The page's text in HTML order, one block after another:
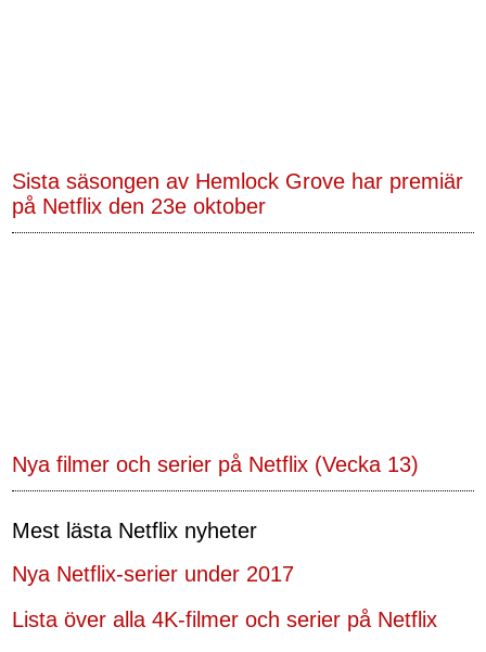
Sista säsongen av Hemlock Grove har premiär
på Netflix den 23e oktober
Nya filmer och serier på Netflix (Vecka 13)
Mest lästa Netflix nyheter
Nya Netflix-serier under 2017
Lista över alla 4K-filmer och serier på Netflix